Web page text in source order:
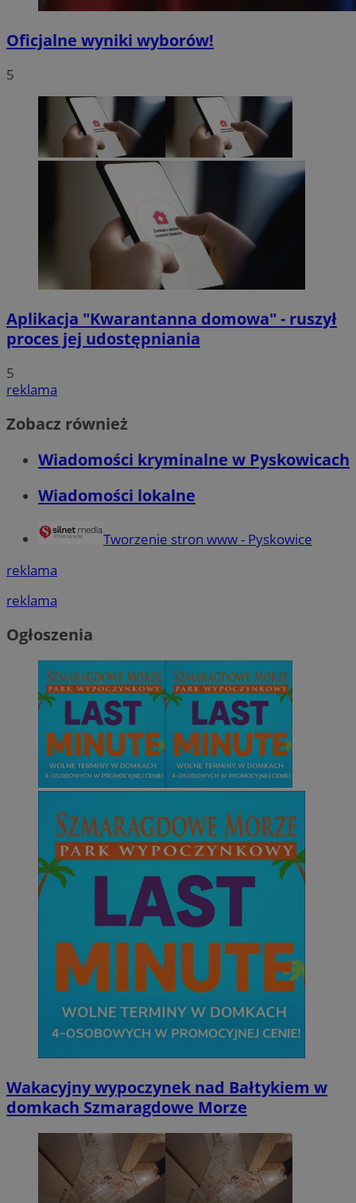
Oficjalne wyniki wyborów!
5
Aplikacja "Kwarantanna domowa" - ruszył
proces jej udostępniania
5
reklama
Zobacz również
Wiadomości kryminalne w Pyskowicach
Wiadomości lokalne
Tworzenie stron www - Pyskowice
reklama
reklama
Ogłoszenia
Wakacyjny wypoczynek nad Bałtykiem w
domkach Szmaragdowe Morze